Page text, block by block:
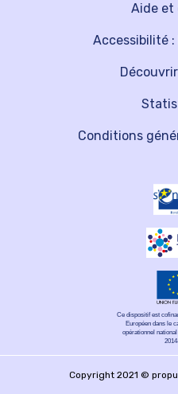
Aide
Accessibilité
Conditions
Ce dispositif est
Européen dans le
opérationnel
Copyright 2021 ©